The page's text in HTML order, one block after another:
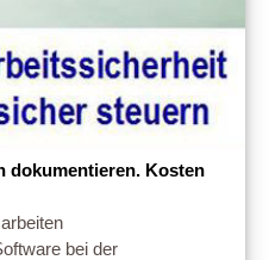
dokumentieren. Kosten
bei der